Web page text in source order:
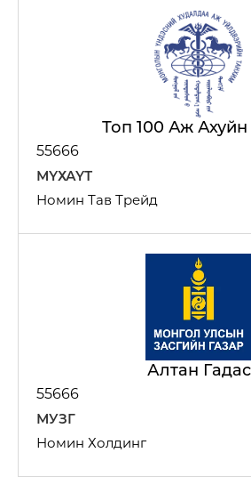
Импорт, Экспорт
Топ 100 Аж
55666
МҮХАҮТ
Номин Тав Трейд
Алтан Гадас
55666
МУЗГ
Номин Холдинг